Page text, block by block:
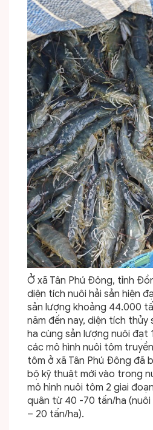
Ở xã Tân Phú Đông, tỉnh
diện tích nuôi hải sản hiện
sản lượng khoảng 44.000
năm đến nay, diện tích thủy
ha cùng sản lượng nuôi đạt
các mô hình nuôi tôm
tôm ở xã Tân Phú Đông đã
bộ kỹ thuật mới vào trong
mô hình nuôi tôm 2 giai
quân từ 40 -70 tấn/ha
– 20 tấn/ha).